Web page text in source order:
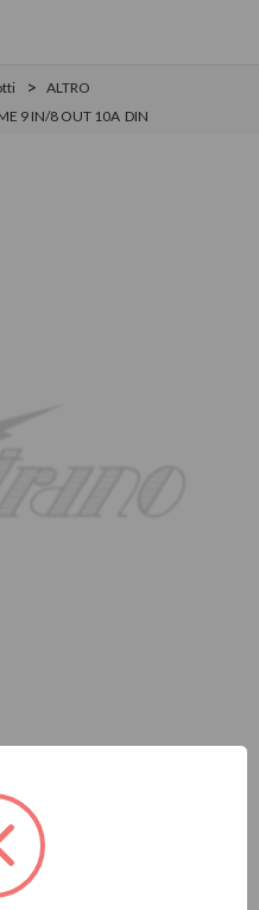
ALTRO
9 IN/8 OUT 10A ­ DIN
9